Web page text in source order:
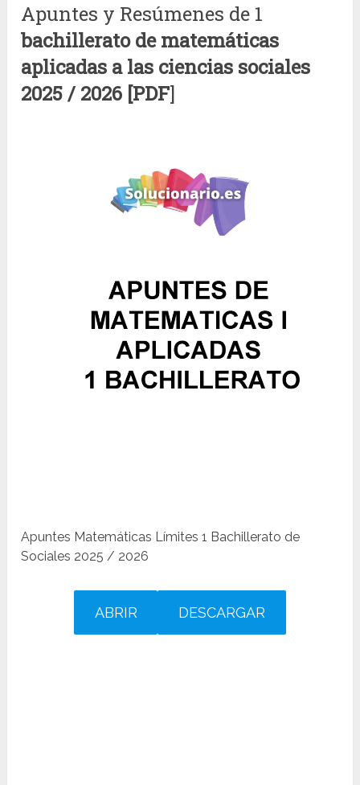
Apuntes y Resúmenes de 1
bachillerato de matemáticas
aplicadas a las ciencias sociales
2025 / 2026 [PDF]
Apuntes Matemáticas Límites 1 Bachillerato de
Sociales 2025 / 2026
ABRIR DESCARGAR